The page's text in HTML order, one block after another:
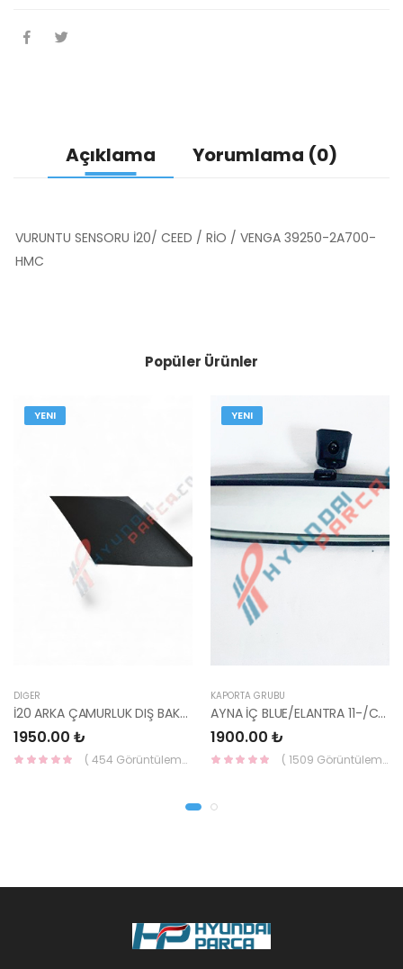
Açıklama Yorumlama (0)
VURUNTU SENSORU İ20/ CEED / RİO / VENGA 39250-2A700-
HMC
Popüler Ürünler
YENI
DIĞER
İ20 ARKA ÇAMURLUK DIŞ BAKALİTİ SOL 2015- ( PARLAK SİYAH ) 87360-C8000-YS
1950.00 ₺
( 454 Görüntüleme )
YENI
KAPORTA GRUBU
AYNA İÇ BLUE/ELANTRA 11-/CEED 10-/RİO 12-/SPORTAGE 11- 85101-3X100-HMC
1900.00 ₺
( 1509 Görüntüleme )